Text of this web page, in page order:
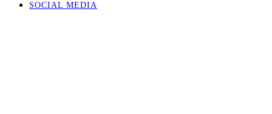
SOCIAL MEDIA